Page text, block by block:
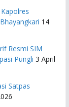
14
Resmi SIM
Pungli 3 April
Satpas